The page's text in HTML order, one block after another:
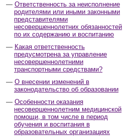
Ответственность за неисполнение
родителями или иными законными
представителями
несовершеннолетних обязанностей
по их содержанию и воспитанию
Какая ответственность
предусмотрена за управление
несовершеннолетними
транспортными средствами?
О внесении изменений в
законодательство об образовании
Особенности оказания
несовершеннолетним медицинской
помощи, в том числе в период
обучения и воспитания в
образовательных организациях